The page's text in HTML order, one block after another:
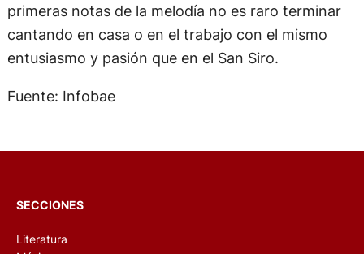
primeras notas de la melodía no es raro terminar
cantando en casa o en el trabajo con el mismo
entusiasmo y pasión que en el San Siro.
Fuente: Infobae
SECCIONES
Literatura